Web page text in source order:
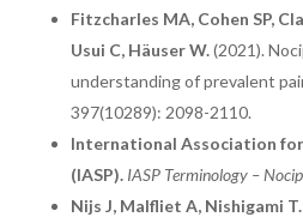
Fitzcharles MA, Cohen SP,
Usui C, Häuser W.(2021).
understanding of prevalent
397(10289): 2098-2110.
International Association
(IASP). IASP Terminology –
Nijs J, Malfliet A, Nishigami T.